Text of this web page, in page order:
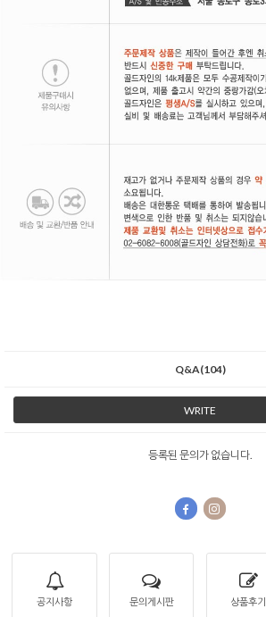
Q&A(104)
WRITE
등록된 문의가 없습니다.
공지사항 문의게시판 상품후기